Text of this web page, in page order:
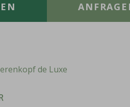
de Luxe